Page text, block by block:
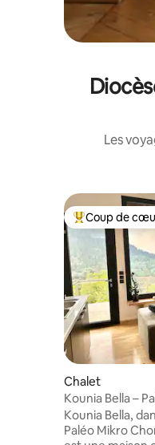
Les
Coups de
Coup de
Chalet
Kounia Bella –
Kounia Bella,
Paléo Mikro